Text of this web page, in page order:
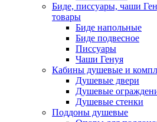
Биде, писсуары, чаши
товары
Биде напольные
Биде подвесное
Писсуары
Чаши Генуя
Кабины душевые и
Душевые двери
Душевые
Душевые стенки
Поддоны душевые